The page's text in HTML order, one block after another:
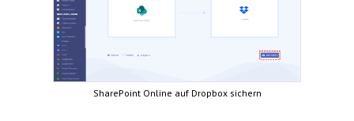
SharePoint Online auf Dropbox sichern